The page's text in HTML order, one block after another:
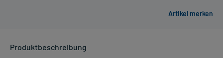
Produktbeschreibung